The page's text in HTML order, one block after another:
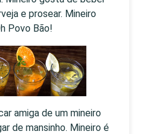
e prosear. Mineiro
Povo Bão!
amiga de um mineiro
de mansinho. Mineiro é